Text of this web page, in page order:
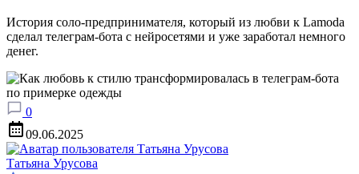
История соло-предпринимателя, который из любви к Lamoda
сделал телеграм-бота с нейросетями и уже заработал немного
денег.
0
09.06.2025
Татьяна Урусова